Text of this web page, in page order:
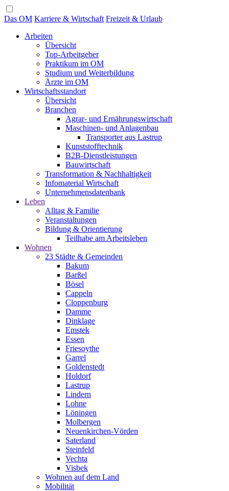
Das OM Karriere & Wirtschaft Freizeit & Urlaub
Arbeiten
Übersicht
Top-Arbeitgeber
Praktikum im OM
Studium und Weiterbildung
Ärzte im OM
Wirtschaftsstandort
Übersicht
Branchen
Agrar- und Ernährungswirtschaft
Maschinen- und Anlagenbau
Transporter aus Lastrup
Kunststofftechnik
B2B-Dienstleistungen
Bauwirtschaft
Transformation & Nachhaltigkeit
Infomaterial Wirtschaft
Unternehmensdatenbank
Leben
Alltag & Familie
Veranstaltungen
Bildung & Orientierung
Teilhabe am Arbeitsleben
Wohnen
23 Städte & Gemeinden
Bakum
Barßel
Bösel
Cappeln
Cloppenburg
Damme
Dinklage
Emstek
Essen
Friesoythe
Garrel
Goldenstedt
Holdorf
Lastrup
Lindern
Lohne
Löningen
Molbergen
Neuenkirchen-Vörden
Saterland
Steinfeld
Vechta
Visbek
Wohnen auf dem Land
Mobilität